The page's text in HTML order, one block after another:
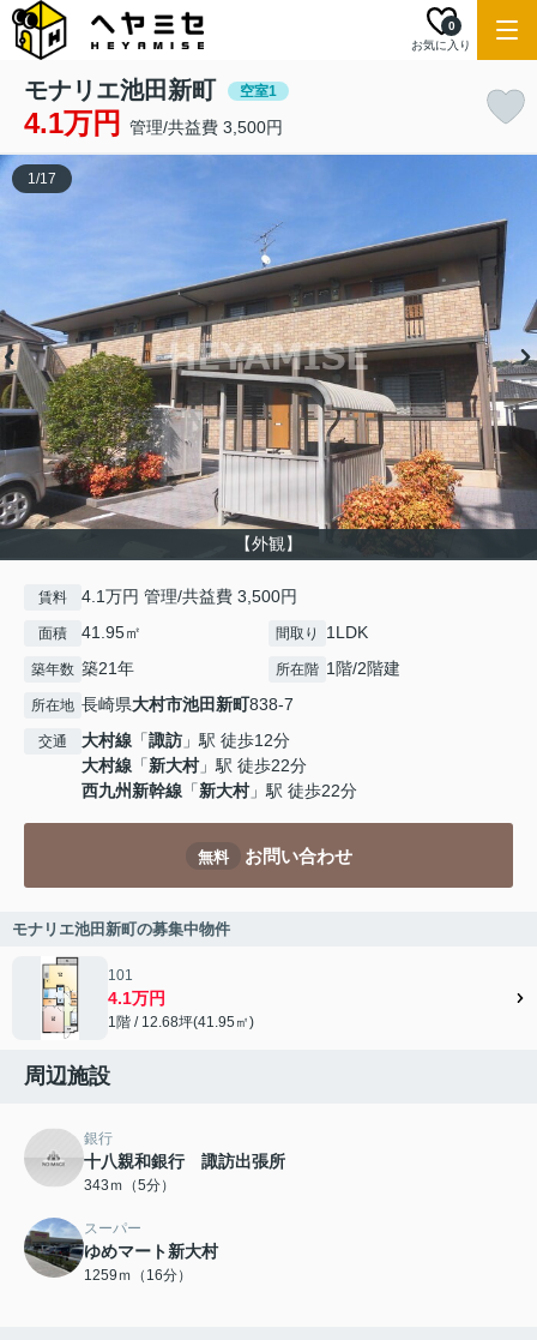
お気に入り
0
モナリエ池田新町 空室1
4.1万円 管理/共益費 3,500円
【外観】
1/17
賃料 4.1万円 管理/共益費 3,500円
面積 41.95㎡ 間取り 1LDK
築年数 築21年 所在階 1階/2階建
所在地 長崎県大村市池田新町838-7
交通 大村線 「諏訪 」駅 徒歩12分
大村線 「新大村」駅 徒歩22分
西九州新幹線 「新大村」駅 徒歩22分
無料 お問い合わせ
モナリエ池田新町の募集中物件
101
4.1万円
1階 / 12.68坪(41.95㎡)
周辺施設
銀行
十八親和銀行 諏訪出張所
343ｍ（5分）
スーパー
ゆめマート新大村
1259ｍ（16分）